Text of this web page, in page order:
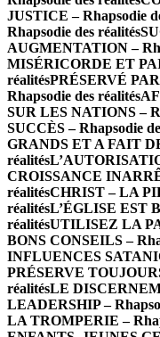
JUSTICE – Rhapsodie
Rhapsodie des réalités
AUGMENTATION –
MISÉRICORDE ET
réalitésPRÉSERVÉ
Rhapsodie des réalités
SUR LES NATIONS –
SUCCÈS – Rhapsodie
GRANDS ET A FAIT
réalités
CROISSANCE
réalitésCHRIST – LA
réalitésL’ÉGLISE EST
réalitésUTILISEZ LA
BONS CONSEILS –
INFLUENCES
PRÉSERVE
réalitésLE
LEADERSHIP –
LA TROMPERIE –